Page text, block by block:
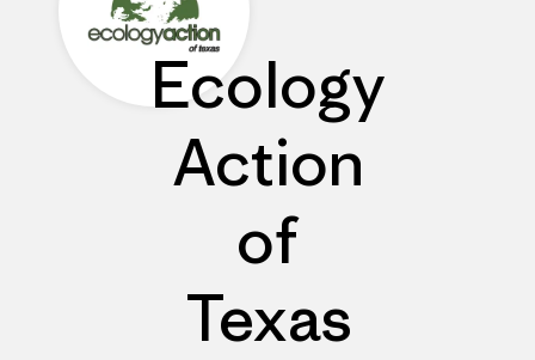
Ecology
Action
of
Texas